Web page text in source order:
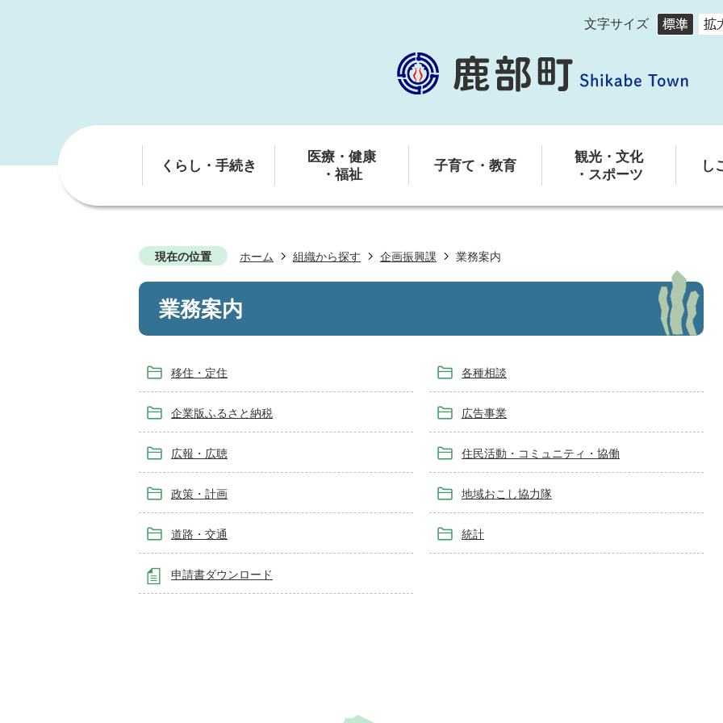
文字サイズ
くらし・手続き
医療・健康
・福祉
子育て・教育
観光・文化
・スポーツ
し
現在の位置 ホーム 組織から探す 企画振興課 業務案内
業務案内
移住・定住 各種相談
企業版ふるさと納税 広告事業
広報・広聴 住民活動・コミュニティ・協働
政策・計画 地域おこし協力隊
道路・交通 統計
申請書ダウンロード